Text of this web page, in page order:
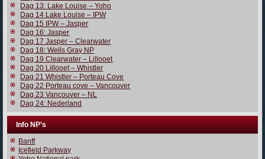
Dag 13: Lake Louise – Yoho
Dag 14 Lake Louise – IPW
Dag 15 IPW – Jasper
Dag 16: Jasper
Dag 17 Jasper – Clearwater
Dag 18: Wells Gray NP
Dag 19 Clearwater – Lillooet
Dag 20 Lillooet – Whistler
Dag 21 Whistler – Porteau Cove
Dag 22 Porteau cove – Vancouver
Dag 23 Vancouver – NL
Dag 24: Nederland
Info NP’s
Banff
Icefield Parkway